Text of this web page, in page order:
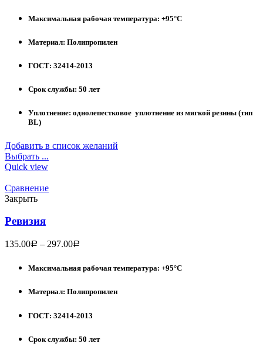
Максимальная рабочая температура: +95°С
Материал: Полипропилен
ГОСТ: 32414-2013
Срок службы: 50 лет
Уплотнение: однолепестковое уплотнение из мягкой резины (тип
BL)
Добавить в список желаний
Выбрать ...
Quick view
Сравнение
Закрыть
Ревизия
135.00Р – 297.00Р
Максимальная рабочая температура: +95°С
Материал: Полипропилен
ГОСТ: 32414-2013
Срок службы: 50 лет